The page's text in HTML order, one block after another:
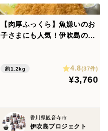
【肉厚ふっくら】魚嫌いのお
子さまにも人気！伊吹島の朝
約1.2kg 4.8(37件)
¥3,760
香川県観音寺市
伊吹島プロジェクト